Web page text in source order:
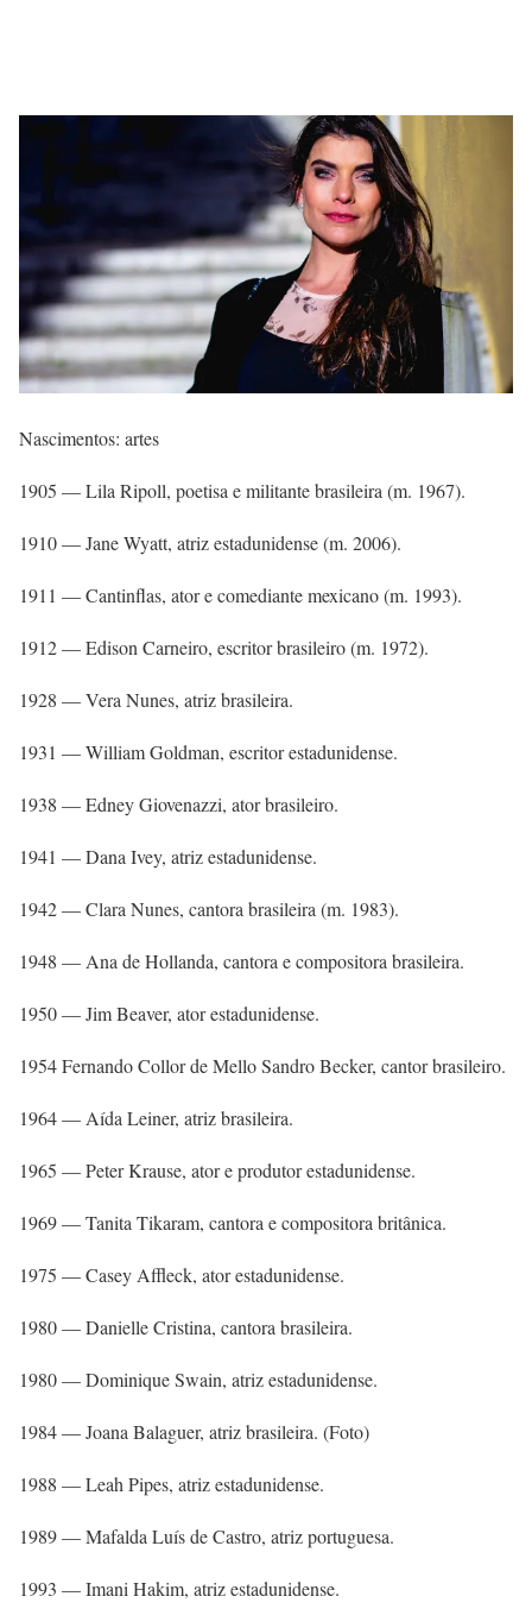
Nascimentos: artes
1905 — Lila Ripoll, poetisa e militante brasileira (m. 1967).
1910 — Jane Wyatt, atriz estadunidense (m. 2006).
1911 — Cantinflas, ator e comediante mexicano (m. 1993).
1912 — Edison Carneiro, escritor brasileiro (m. 1972).
1928 — Vera Nunes, atriz brasileira.
1931 — William Goldman, escritor estadunidense.
1938 — Edney Giovenazzi, ator brasileiro.
1941 — Dana Ivey, atriz estadunidense.
1942 — Clara Nunes, cantora brasileira (m. 1983).
1948 — Ana de Hollanda, cantora e compositora brasileira.
1950 — Jim Beaver, ator estadunidense.
1954 Fernando Collor de Mello Sandro Becker, cantor brasileiro.
1964 — Aída Leiner, atriz brasileira.
1965 — Peter Krause, ator e produtor estadunidense.
1969 — Tanita Tikaram, cantora e compositora britânica.
1975 — Casey Affleck, ator estadunidense.
1980 — Danielle Cristina, cantora brasileira.
1980 — Dominique Swain, atriz estadunidense.
1984 — Joana Balaguer, atriz brasileira. (Foto)
1988 — Leah Pipes, atriz estadunidense.
1989 — Mafalda Luís de Castro, atriz portuguesa.
1993 — Imani Hakim, atriz estadunidense.